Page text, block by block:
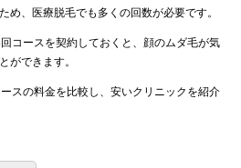
め、医療脱毛でも多くの回数が必要です。
コースを契約しておくと、顔のムダ毛が気
ができます。
スの料金を比較し、安いクリニックを紹介